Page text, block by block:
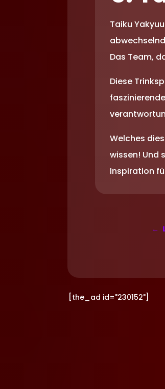
Taiku
Das Team,
Diese
Welches
wissen! Und
Inspiration
←
[the_ad id="230152"]